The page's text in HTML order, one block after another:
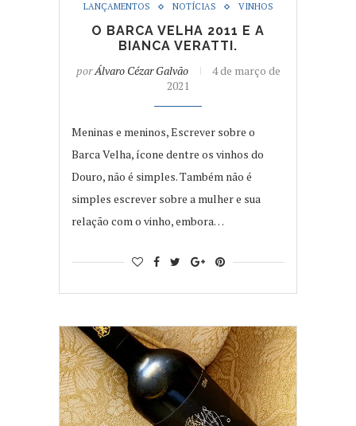
LANÇAMENTOS NOTÍCIAS VINHOS
O BARCA VELHA 2011 E A
BIANCA VERATTI.
porÁlvaro Cézar Galvão
4 de março de
2021
Meninas e meninos, Escrever sobre o
Barca Velha, ícone dentre os vinhos do
Douro, não é simples. Também não é
simples escrever sobre a mulher e sua
relação com o vinho, embora…